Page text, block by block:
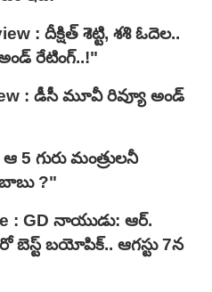
: దీక్షిత్ శెట్టి, శశి ఓదెల..
రేటింగ్‌..!"
: డీసీ మూవీ రివ్యూ అండ్
5 గురు మంత్రులనీ
?"
: GD నాయుడు: ఆర్.
బయోపిక్.. ఆగస్టు 7న